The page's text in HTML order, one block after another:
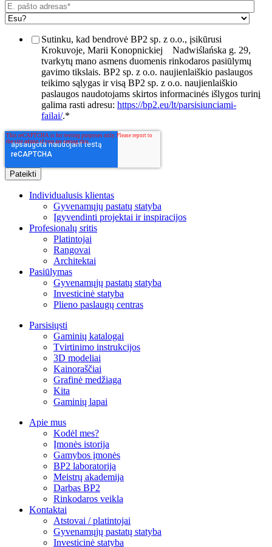
Sutinku, kad bendrovė BP2 sp. z o.o., įsikūrusi
Krokuvoje, Marii Konopnickiej
Nadwiślańska g. 29,
tvarkytų mano asmens duomenis rinkodaros pasiūlymų
gavimo tikslais. BP2 sp. z o.o. naujienlaiškio paslaugos
teikimo sąlygas ir visą BP2 sp. z o.o. naujienlaiškio
paslaugos naudotojams skirtos informacinės išlygos turinį
galima rasti adresu: https://bp2.eu/lt/parsisiunciami-
failai/.*
Individualusis klientas
Gyvenamųjų pastatų statyba
Įgyvendinti projektai ir inspiracijos
Profesionalų sritis
Platintojai
Rangovai
Architektai
Pasiūlymas
Gyvenamųjų pastatų statyba
Investicinė statyba
Plieno paslaugų centras
Parsisiųsti
Gaminių katalogai
Tvirtinimo instrukcijos
3D modeliai
Kainoraščiai
Grafinė medžiaga
Kita
Gaminių lapai
Apie mus
Kodėl mes?
Įmonės istorija
Gamybos įmonės
BP2 laboratorija
Meistrų akademija
Darbas BP2
Rinkodaros veikla
Kontaktai
Atstovai / platintojai
Gyvenamųjų pastatų statyba
Investicinė statyba